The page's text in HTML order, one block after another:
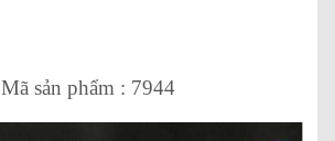
Mã sản phẩm : 7944